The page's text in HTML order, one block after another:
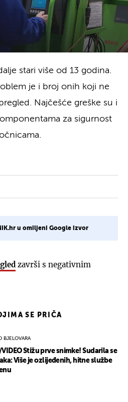
stari više od 13 godina.
je i broj onih koji ne
Najčešće greške su i
za sigurnost
u omiljeni Google izvor
završi s negativnim
SE PRIČA
BJELOVARA
VIDEO Stižu prve snimke! Sudarila se
Više je ozlijeđenih, hitne službe